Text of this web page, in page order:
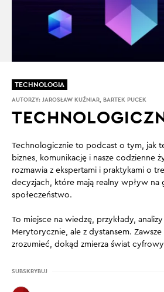
TECHNOLOGIA
AUTORZY: JAROSŁAW KUŹNIAR, BARTEK PUCEK
Technologicznie to podcast o tym, jak
biznes, komunikację i nasze codzienne
rozmawia z ekspertami i praktykami o
decyzjach, które mają realny wpływ na
społeczeństwo.
To miejsce na wiedzę, przykłady,
Merytorycznie, ale z dystansem.
zrozumieć, dokąd zmierza świat
SUBSKRYBUJ